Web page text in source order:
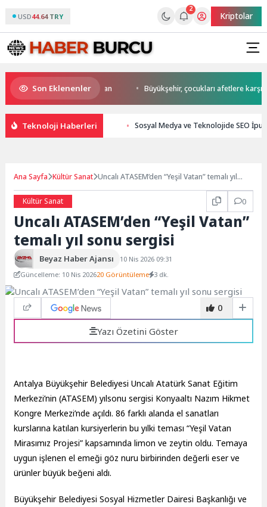
USD44.64 TRY
2
Kriptolar
Son Eklenenler
Başkan Büyükakın’dan Büyükşehir, çocukları afetlere karşı
Teknoloji Haberleri Sosyal Medya ve Teknolojide SEO
Ana Sayfa Kültür Sanat Uncalı ATASEM’den “Yeşil Vatan” temalı yıl
Kültür Sanat
0
Uncalı ATASEM’den “Yeşil Vatan”
temalı yıl sonu sergisi
Beyaz Haber Ajansı
10 Nis 2026 09:31
Güncelleme: 10 Nis 202620 Görüntüleme 3 dk.
0
Yazı Özetini Göster
Antalya Büyükşehir Belediyesi Uncalı Atatürk Sanat Eğitim
Merkezi’nin (ATASEM) yılsonu sergisi Konyaaltı Nazım Hikmet
Kongre Merkezi’nde açıldı. 86 farklı alanda el sanatları
kurslarına katılan kursiyerlerin bu yılki teması “Yeşil Vatan
Mirasımız Projesi” kapsamında limon ve zeytin oldu. Temaya
uygun işlenen el emeği göz nuru birbirinden değerli eser ve
ürünler büyük beğeni aldı.
Büyükşehir Belediyesi Sosyal Hizmetler Dairesi Başkanlığı ve